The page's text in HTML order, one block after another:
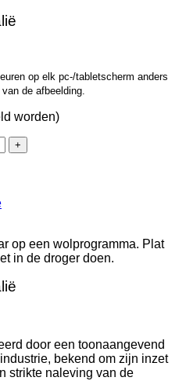
op elk pc-/tabletscherm anders
de afbeelding.
worden)
op een wolprogramma. Plat
in de droger doen.
door een toonaangevend
bekend om zijn inzet
strikte naleving van de